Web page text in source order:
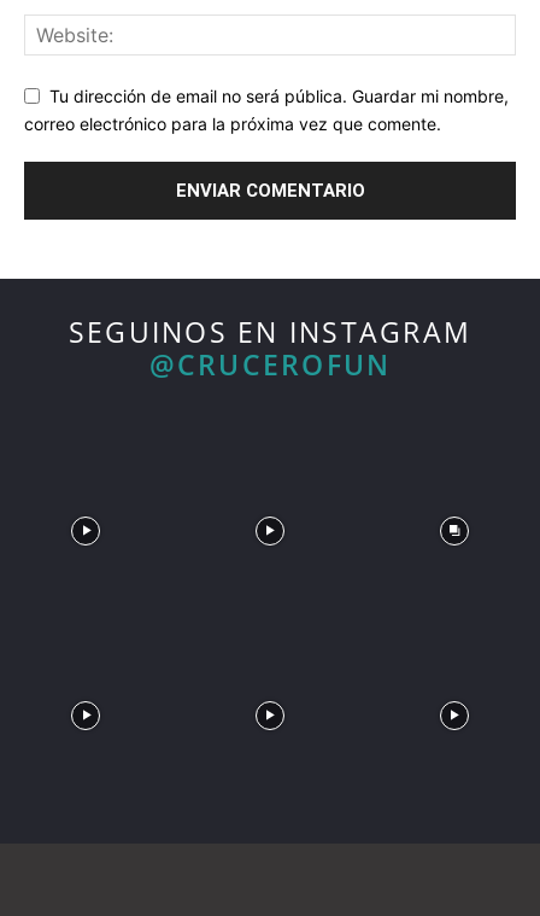
Tu dirección de email no será pública. Guardar mi nombre,
correo electrónico para la próxima vez que comente.
SEGUINOS EN INSTAGRAM
@CRUCEROFUN